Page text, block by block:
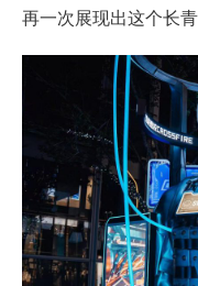
再一次展现出这个长